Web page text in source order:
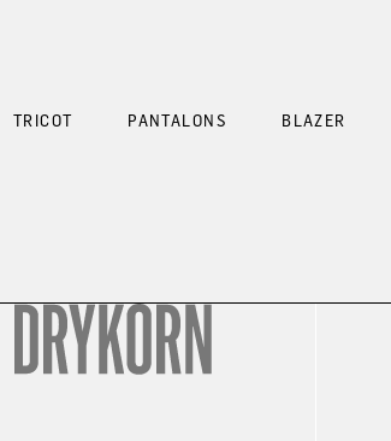
TRICOT PANTALONS BLAZER